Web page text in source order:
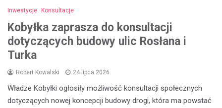
Inwestycje Konsultacje
Kobyłka zaprasza do konsultacji
dotyczących budowy ulic Rosłana i
Turka
Robert Kowalski 24 lipca 2026
Władze Kobyłki ogłosiły możliwość konsultacji społecznych
dotyczących nowej koncepcji budowy drogi, która ma powstać